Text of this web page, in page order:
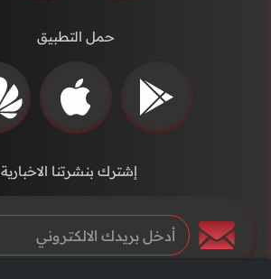
حمل التطبيق
إشترك بنشرتنا الاخبارية